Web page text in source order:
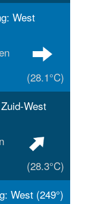
West
(28.1°C)
West
(28.3°C)
West (249°)